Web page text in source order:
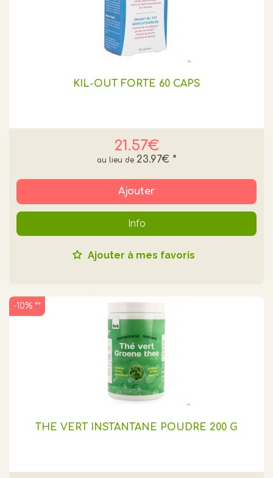
KIL-OUT FORTE 60 CAPS
21.57€
23.97€ *
Ajouter
Info
Ajouter à mes favoris
THE VERT INSTANTANE POUDRE 200 G
-10% **